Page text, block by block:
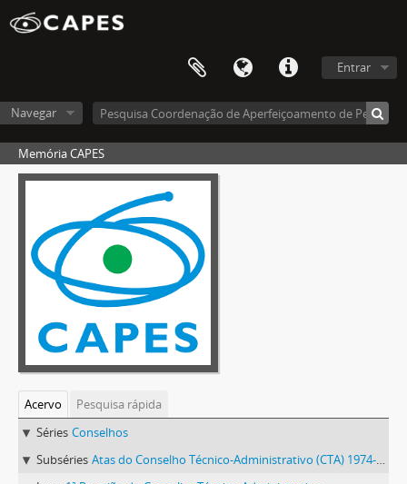
Entrar
Navegar
Memória CAPES
Acervo
Pesquisa rápida
Séries Conselhos
Subséries Atas do Conselho Técnico-Administrativo (CTA) 1974-1981